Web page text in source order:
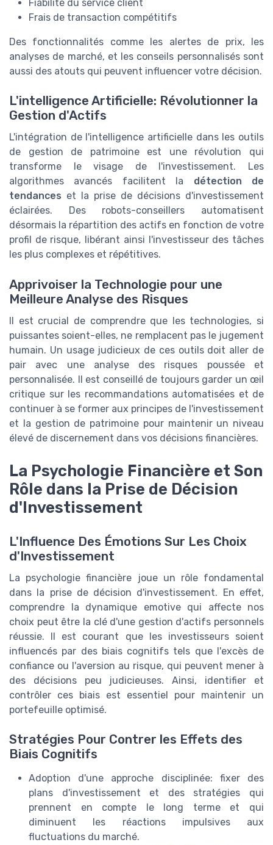
Fiabilité du service client
Frais de transaction compétitifs
Des fonctionnalités comme les alertes de prix, les
analyses de marché, et les conseils personnalisés sont
aussi des atouts qui peuvent influencer votre décision.
L'intelligence Artificielle: Révolutionner la
Gestion d'Actifs
L'intégration de l'intelligence artificielle dans les outils
de gestion de patrimoine est une révolution qui
transforme le visage de l'investissement. Les
algorithmes avancés facilitent la détection de
tendances et la prise de décisions d'investissement
éclairées. Des robots-conseillers automatisent
désormais la répartition des actifs en fonction de votre
profil de risque, libérant ainsi l'investisseur des tâches
les plus complexes et répétitives.
Apprivoiser la Technologie pour une
Meilleure Analyse des Risques
Il est crucial de comprendre que les technologies, si
puissantes soient-elles, ne remplacent pas le jugement
humain. Un usage judicieux de ces outils doit aller de
pair avec une analyse des risques poussée et
personnalisée. Il est conseillé de toujours garder un œil
critique sur les recommandations automatisées et de
continuer à se former aux principes de l'investissement
et la gestion de patrimoine pour maintenir un niveau
élevé de discernement dans vos décisions financières.
La Psychologie Financière et Son
Rôle dans la Prise de Décision
d'Investissement
L'Influence Des Émotions Sur Les Choix
d'Investissement
La psychologie financière joue un rôle fondamental
dans la prise de décision d'investissement. En effet,
comprendre la dynamique emotive qui affecte nos
choix peut être la clé d'une gestion d'actifs personnels
réussie. Il est courant que les investisseurs soient
influencés par des biais cognitifs tels que l'excès de
confiance ou l'aversion au risque, qui peuvent mener à
des décisions peu judicieuses. Ainsi, identifier et
contrôler ces biais est essentiel pour maintenir un
portefeuille optimisé.
Stratégies Pour Contrer les Effets des
Biais Cognitifs
Adoption d'une approche disciplinée: fixer des
plans d'investissement et des stratégies qui
prennent en compte le long terme et qui
diminuent les réactions impulsives aux
fluctuations du marché.